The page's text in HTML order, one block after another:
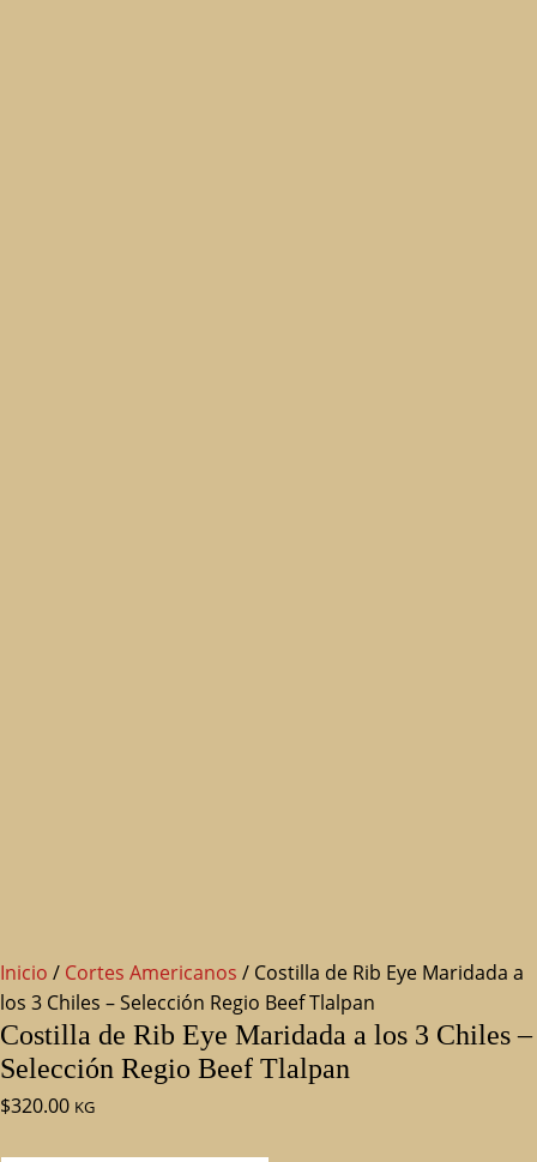
Inicio / Cortes Americanos / Costilla de Rib Eye Maridada a
los 3 Chiles – Selección Regio Beef Tlalpan
Costilla de Rib Eye Maridada a los 3 Chiles –
Selección Regio Beef Tlalpan
$320.00 KG